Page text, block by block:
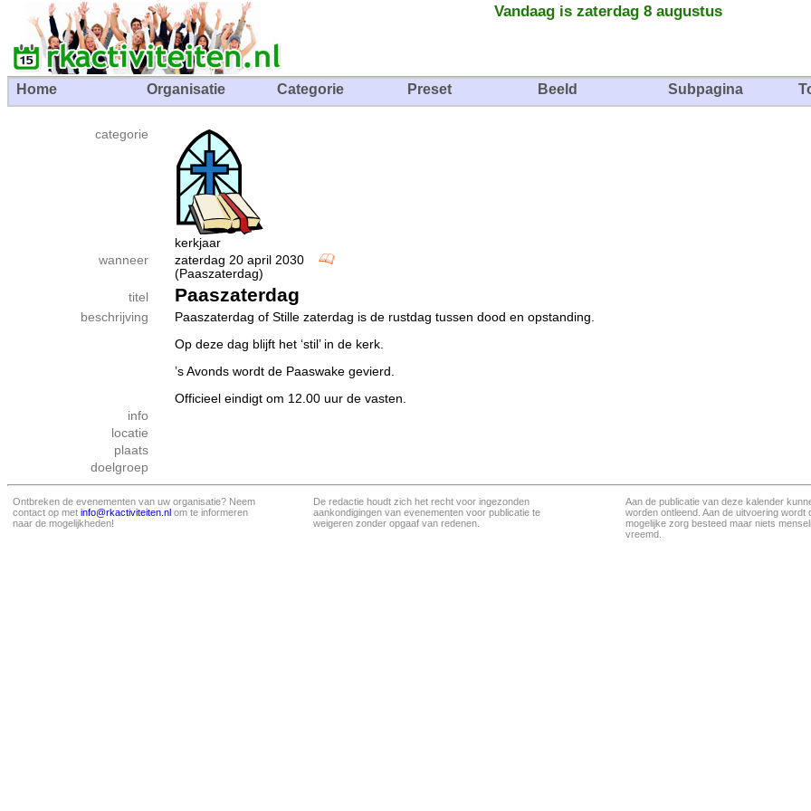
Vandaag is zaterdag 8 augustus
Home Organisatie Categorie Preset Beeld Subpagina
categorie
kerkjaar
wanneer
zaterdag 20 april 2030
(Paaszaterdag)
titel
Paaszaterdag
beschrijving
Paaszaterdag of Stille zaterdag is de rustdag tussen dood en opstanding.
Op deze dag blijft het ‘stil’ in de kerk.
’s Avonds wordt de Paaswake gevierd.
Officieel eindigt om 12.00 uur de vasten.
info
locatie
plaats
doelgroep
Ontbreken de evenementen van uw organisatie? Neem
contact op met info@rkactiviteiten.nl om te informeren
naar de mogelijkheden!
De redactie houdt zich het recht voor ingezonden
aankondigingen van evenementen voor publicatie te
weigeren zonder opgaaf van redenen.
Aan de publicatie van deze kalender
worden ontleend. Aan de uitvoering wordt
mogelijke zorg besteed maar niets
vreemd.